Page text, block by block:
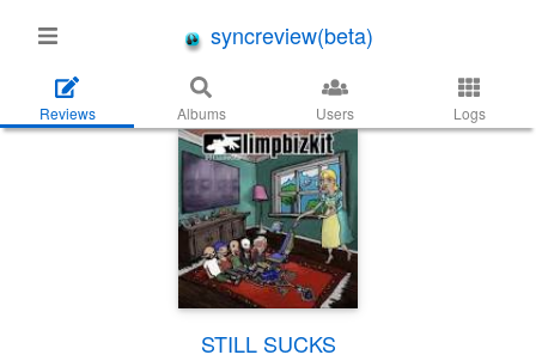
syncreview(beta)
Reviews Albums Users Logs
STILL SUCKS